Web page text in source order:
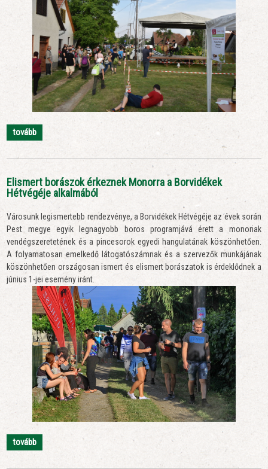
tovább
Elismert borászok érkeznek Monorra a Borvidékek
Hétvégéje alkalmából
Városunk legismertebb rendezvénye, a Borvidékek Hétvégéje az évek során
Pest megye egyik legnagyobb boros programjává érett a monoriak
vendégszeretetének és a pincesorok egyedi hangulatának köszönhetően.
A folyamatosan emelkedő látogatószámnak és a szervezők munkájának
köszönhetően országosan ismert és elismert borászatok is érdeklődnek a
június 1-jei esemény iránt.
tovább